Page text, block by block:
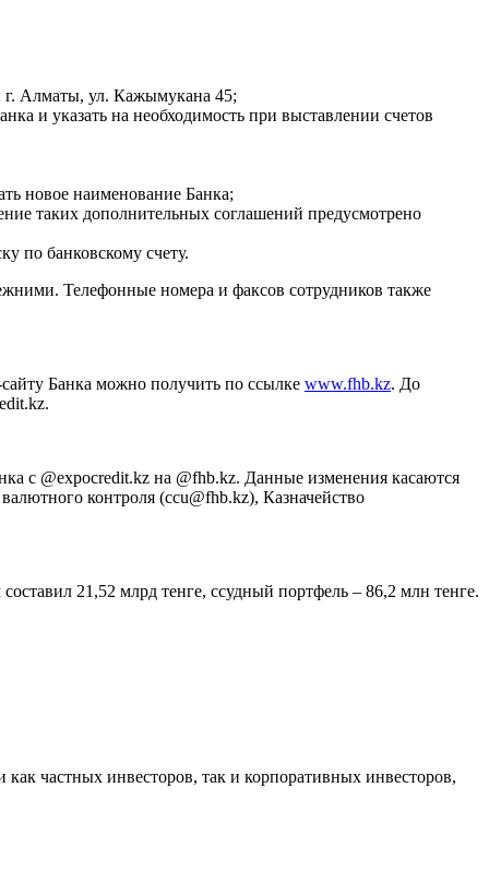
Алматы, ул. Кажымукана 45;
и указать на необходимость при выставлении счетов
новое наименование Банка;
таких дополнительных соглашений предусмотрено
по банковскому счету.
Телефонные номера и факсов сотрудников также
Банка можно получить по ссылке www.fhb.kz. До
с @expocredit.kz на @fhb.kz. Данные изменения касаются
контроля (сcu@fhb.kz), Казначейство
21,52 млрд тенге, ссудный портфель – 86,2 млн тенге.
частных инвесторов, так и корпоративных инвесторов,